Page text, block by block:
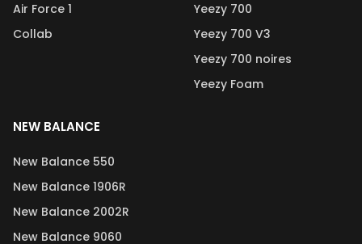
Air Force 1
Collab
Yeezy 700
Yeezy 700 V3
Yeezy 700 noires
Yeezy Foam
NEW BALANCE
New Balance 550
New Balance 1906R
New Balance 2002R
New Balance 9060